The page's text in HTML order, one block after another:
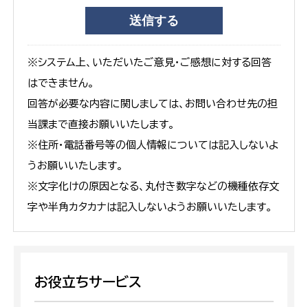
※システム上、いただいたご意見・ご感想に対する回答
はできません。
回答が必要な内容に関しましては、お問い合わせ先の担
当課まで直接お願いいたします。
※住所・電話番号等の個人情報については記入しないよ
うお願いいたします。
※文字化けの原因となる、丸付き数字などの機種依存文
字や半角カタカナは記入しないようお願いいたします。
お役立ちサービス